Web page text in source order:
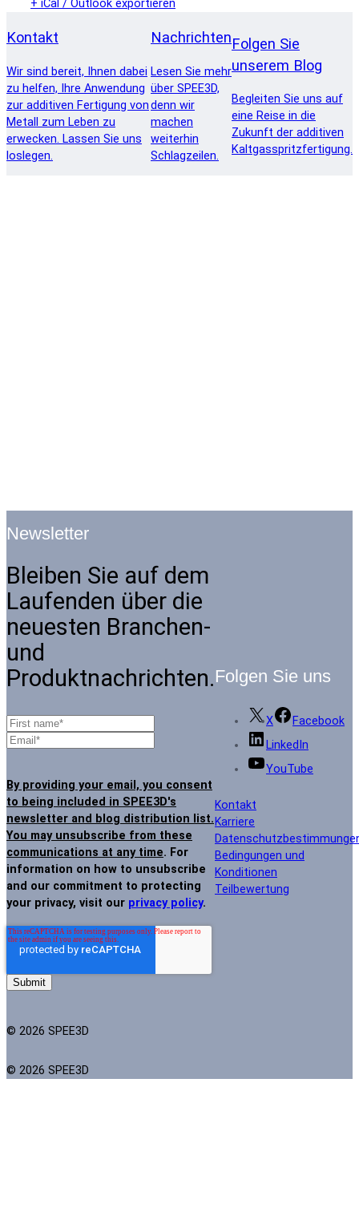
+ iCal / Outlook exportieren
Kontakt
Wir sind bereit, Ihnen dabei
zu helfen, Ihre Anwendung
zur additiven Fertigung von
Metall zum Leben zu
erwecken. Lassen Sie uns
loslegen.
Nachrichten
Lesen Sie mehr
über SPEE3D,
denn wir
machen
weiterhin
Schlagzeilen.
Folgen Sie
unserem Blog
Begleiten Sie uns auf
eine Reise in die
Zukunft der additiven
Kaltgasspritzfertigung.
Newsletter
Bleiben Sie auf dem
Laufenden über die
neuesten Branchen-
und
Produktnachrichten.
By providing your email, you consent
to being included in SPEE3D's
newsletter and blog distribution list.
You may unsubscribe from these
communications at any time. For
information on how to unsubscribe
and our commitment to protecting
your privacy, visit our privacy policy.
© 2026 SPEE3D
Folgen Sie uns
X
Facebook
LinkedIn
YouTube
Kontakt
Karriere
Bedingungen und
Konditionen
Teilbewertung
© 2026 SPEE3D